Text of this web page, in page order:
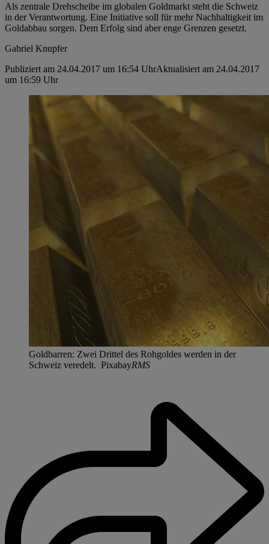
Als zentrale Drehscheibe im globalen Goldmarkt steht die Schweiz
in der Verantwortung. Eine Initiative soll für mehr Nachhaltigkeit im
Goldabbau sorgen. Dem Erfolg sind aber enge Grenzen gesetzt.
Gabriel Knupfer
Publiziert am 24.04.2017 um 16:54 UhrAktualisiert am 24.04.2017
um 16:59 Uhr
Goldbarren: Zwei Drittel des Rohgoldes werden in der
Schweiz veredelt. PixabayRMS